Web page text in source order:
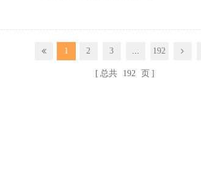
1 2 3 192
总共 192 页